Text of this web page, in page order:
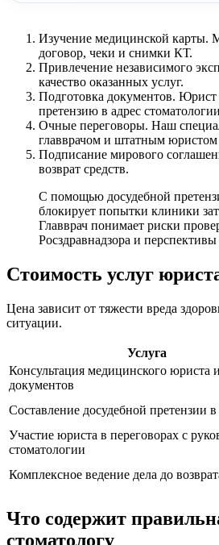
Изучение медицинской карты.
договор, чеки и снимки КТ.
Привлечение независимого
качество оказанных услуг.
Подготовка документов.
претензию в адрес
Очные переговоры. Наш
главврачом и штатным юристом
Подписание мирового
возврат средств.
С помощью досудебной
блокирует попытки клиники
Главврач понимает риски
Росздравнадзора и
Стоимость услуг
Цена зависит от тяжести вреда
ситуации.
Услуга
Консультация медицинского юриста
документов
Составление досудебной претензии
Участие юриста в переговорах с
стоматологии
Комплексное ведение дела до
Что содержит
стоматологу